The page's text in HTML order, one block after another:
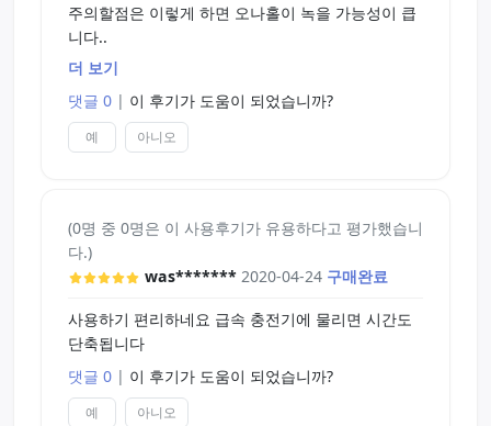
주의할점은 이렇게 하면 오나홀이 녹을 가능성이 큽
니다..
가능성이 줄어듭니다.
필수까진 아닐지 몰라도 있으면 확실히 유용한 제품
더 보기
댓글 0 | 이 후기가 도움이 되었습니까?
예 아니오
(0명 중 0명은 이 사용후기가 유용하다고 평가했습니
다.)
was******* 2020-04-24 구매완료
사용하기 편리하네요 급속 충전기에 물리면 시간도
단축됩니다
댓글 0 | 이 후기가 도움이 되었습니까?
예 아니오